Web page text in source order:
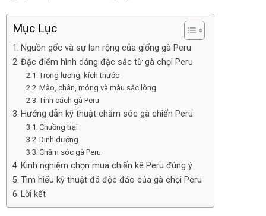
Mục Lục
Nguồn gốc và sự lan rộng của giống gà Peru
Đặc điểm hình dáng đặc sắc từ gà chọi Peru
Trọng lượng, kích thước
Mào, chân, móng và màu sắc lông
Tính cách gà Peru
Hướng dẫn kỹ thuật chăm sóc gà chiến Peru
Chuồng trại
Dinh dưỡng
Chăm sóc gà Peru
Kinh nghiệm chọn mua chiến kê Peru đúng ý
Tìm hiểu kỹ thuật đá độc đáo của gà chọi Peru
Lời kết